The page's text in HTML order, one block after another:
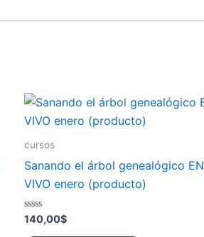
cursos
Sanando el árbol genealógico EN
VIVO enero (producto)
Valorado
140,00$